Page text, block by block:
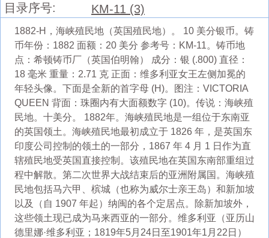
目录序号: KM-11 (3)
1882-H，海峡殖民地（英国殖民地）。 10 美分银币。铸
币年份：1882 面额：20 美分 参考号：KM-11。铸币地
点：希顿铸币厂（英国伯明翰） 成分：银 (.800) 直径：
18 毫米 重量：2.71 克 正面：维多利亚女王左侧加冕的
年轻头像。下面是全新的首字母 (H)。图注：VICTORIA
QUEEN 背面：珠圈内有大面额数字 (10)。传说：海峡殖
民地。十美分。 1882年。海峡殖民地是一组位于东南亚
的英国领土。海峡殖民地最初成立于 1826 年，是英国东
印度公司控制的领土的一部分，1867 年 4 月 1 日作为直
辖殖民地受英国直接控制。该殖民地在英国东南部重组过
程中解散。第二次世界大战结束后的亚洲附属国。海峡殖
民地包括马六甲、槟城（也称为威尔士亲王岛）和新加坡
以及（自 1907 年起）纳闽的各个定居点。除新加坡外，
这些领土现已成为马来西亚的一部分。维多利亚（亚历山
德里娜·维多利亚；1819年5月24日至1901年1月22日）